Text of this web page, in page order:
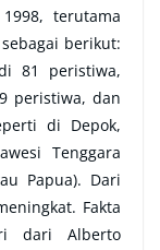
terutama
berikut:
81 peristiwa,
peristiwa, dan
di Depok,
Tenggara
Papua). Dari
Fakta
dari Alberto